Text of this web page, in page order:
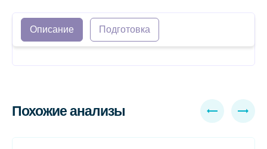
Описание Подготовка
Похожие анализы